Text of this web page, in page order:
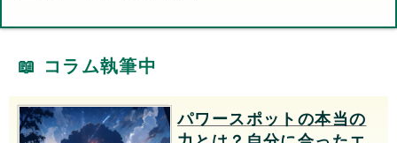
📖 コラム執筆中
パワースポットの本当の